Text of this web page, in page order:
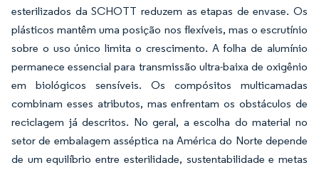
esterilizados da SCHOTT reduzem as etapas de envase. Os
plásticos mantêm uma posição nos flexíveis, mas o escrutínio
sobre o uso único limita o crescimento. A folha de alumínio
permanece essencial para transmissão ultra-baixa de oxigênio
em biológicos sensíveis. Os compósitos multicamadas
combinam esses atributos, mas enfrentam os obstáculos de
reciclagem já descritos. No geral, a escolha do material no
setor de embalagem asséptica na América do Norte depende
de um equilíbrio entre esterilidade, sustentabilidade e metas